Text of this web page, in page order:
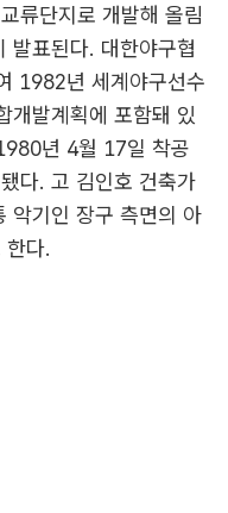
류단지로 개발해 올림
발표된다. 대한야구협
1982년 세계야구선수
개발계획에 포함돼 있
년 4월 17일 착공
다. 고 김인호 건축가
악기인 장구 측면의 아
한다.